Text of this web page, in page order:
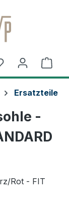
Ersatzteile
-